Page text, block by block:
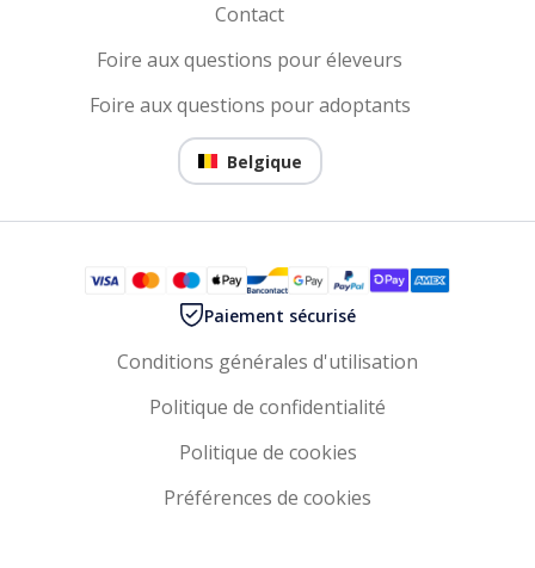
Contact
Foire aux questions pour éleveurs
Foire aux questions pour adoptants
Belgique
Paiement sécurisé
Conditions générales d'utilisation
Politique de confidentialité
Politique de cookies
Préférences de cookies